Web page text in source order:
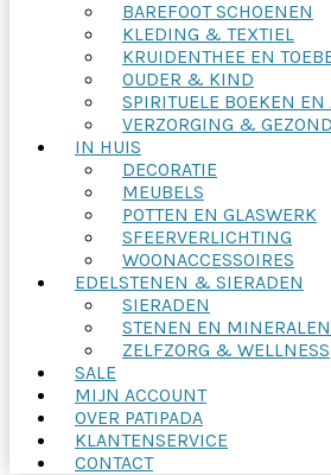
BAREFOOT SCHOENEN
KLEDING & TEXTIEL
KRUIDENTHEE EN
OUDER & KIND
SPIRITUELE BOEKEN
VERZORGING &
IN HUIS
DECORATIE
MEUBELS
POTTEN EN GLASWERK
SFEERVERLICHTING
WOONACCESSOIRES
EDELSTENEN & SIERADEN
SIERADEN
STENEN EN MINERALEN
ZELFZORG & WELLNESS
SALE
MIJN ACCOUNT
OVER PATIPADA
KLANTENSERVICE
CONTACT